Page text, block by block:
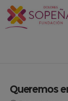
Queremos